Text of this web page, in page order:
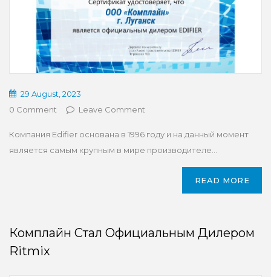
29 August, 2023
0 Comment
Leave Comment
Компания Edifier основана в 1996 году и на данный момент
является самым крупным в мире производителе...
READ MORE
Комплайн Стал Официальным Дилером
Ritmix